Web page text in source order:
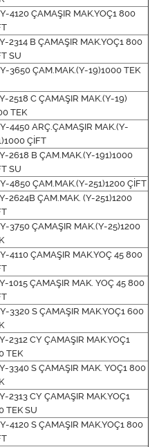
4120 ÇAMAŞIR MAK.YOÇ1 800
2314 B ÇAMAŞIR MAK.YOÇ1 800
SU
3650 ÇAM.MAK.(Y-19)1000 TEK
2518 C ÇAMAŞIR MAK.(Y-19)
TEK
4450 ARÇ.ÇAMAŞIR MAK.(Y-
ÇİFT
2618 B ÇAM.MAK.(Y-191)1000
SU
4850 ÇAM.MAK.(Y-251)1200 ÇİFT
2624B ÇAM.MAK. (Y-251)1200
3750 ÇAMAŞIR MAK.(Y-25)1200
4110 ÇAMAŞIR MAK.YOÇ 45 800
1015 ÇAMAŞIR MAK. YOÇ 45 800
3320 S ÇAMAŞIR MAK.YOÇ1 600
2312 CY ÇAMAŞIR MAK.YOÇ1
TEK
3340 S ÇAMAŞIR MAK. YOÇ1 800
2313 CY ÇAMAŞIR MAK.YOÇ1
TEK SU
4120 S ÇAMAŞIR MAK.YOÇ1 800